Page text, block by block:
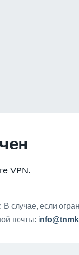
VPN.
В случае, если
почты: